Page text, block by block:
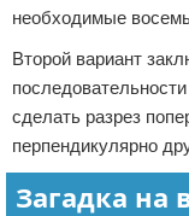
необходимые
Второй вариант
сделать разрез
перпендикулярно
Загадка на